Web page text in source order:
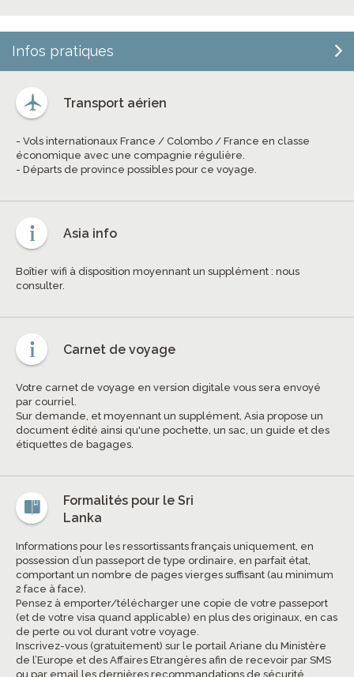
Infos pratiques
Transport aérien
- Vols internationaux France / Colombo / France en classe
économique avec une compagnie régulière.
- Départs de province possibles pour ce voyage.
Asia info
Boîtier wifi à disposition moyennant un supplément : nous
consulter.
Carnet de voyage
Votre carnet de voyage en version digitale vous sera envoyé
par courriel.
Sur demande, et moyennant un supplément, Asia propose un
document édité ainsi qu'une pochette, un sac, un guide et des
étiquettes de bagages.
Formalités pour le Sri
Lanka
Informations pour les ressortissants français uniquement, en
possession d’un passeport de type ordinaire, en parfait état,
comportant un nombre de pages vierges suffisant (au minimum
2 face à face).
Pensez à emporter/télécharger une copie de votre passeport
(et de votre visa quand applicable) en plus des originaux, en cas
de perte ou vol durant votre voyage.
Inscrivez-vous (gratuitement) sur le portail Ariane du Ministère
de l’Europe et des Affaires Etrangères afin de recevoir par SMS
ou par email les dernières recommandations de sécurité